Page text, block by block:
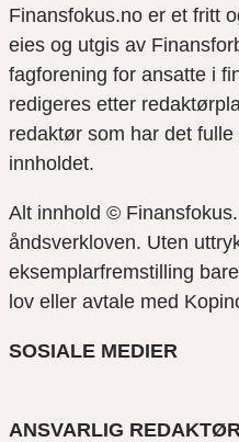
Finansfokus.no er et fritt
eies og utgis av
fagforening for ansatte i
redigeres etter
redaktør som har det
innholdet.
Alt innhold © Finansfokus.
åndsverkloven. Uten
eksemplarfremstilling
lov eller avtale med
SOSIALE MEDIER
ANSVARLIG REDAKTØR